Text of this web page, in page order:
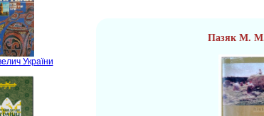
України
Пазяк М. М.